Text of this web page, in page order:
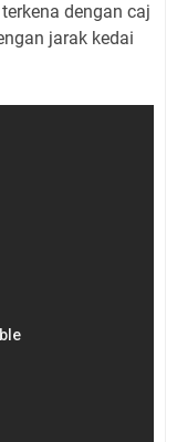
dengan caj
jarak kedai